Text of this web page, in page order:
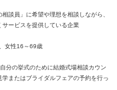
談員」に希望や理想を相談しながら、
サービスを提供している企業
女性16～69歳
分の挙式のために結婚式場相談カウン
学またはブライダルフェアの予約を行っ